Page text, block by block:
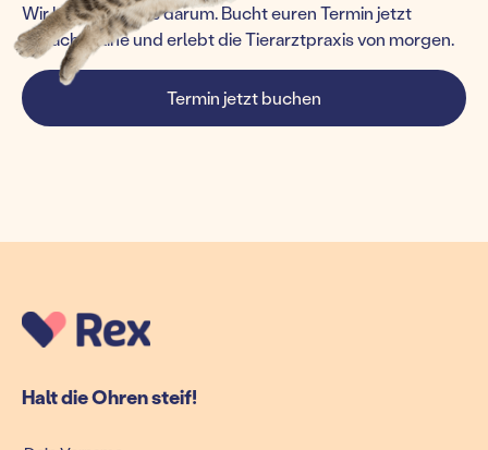
Wir kümmern uns darum. Bucht euren Termin jetzt
einfach online und erlebt die Tierarztpraxis von morgen.
Termin jetzt buchen
Halt die Ohren steif!